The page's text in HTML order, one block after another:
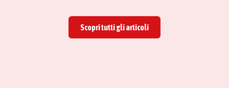
Scopri tutti gli articoli